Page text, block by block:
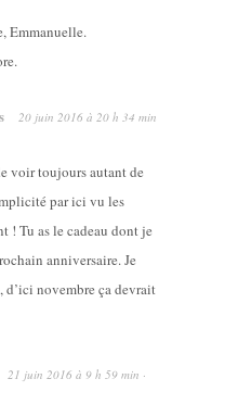
Emmanuelle.
20 juin 2016 à 20 h 34 min
voir toujours autant de
par ici vu les
! Tu as le cadeau dont je
anniversaire. Je
d’ici novembre ça devrait
21 juin 2016 à 9 h 59 min ·